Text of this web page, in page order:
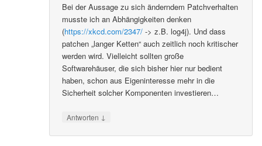
Bei der Aussage zu sich änderndem Patchverhalten
musste ich an Abhängigkeiten denken
(https://xkcd.com/2347/ -> z.B. log4j). Und dass
patchen „langer Ketten“ auch zeitlich noch kritischer
werden wird. Vielleicht sollten große
Softwarehäuser, die sich bisher hier nur bedient
haben, schon aus Eigeninteresse mehr in die
Sicherheit solcher Komponenten investieren…
Antworten ↓